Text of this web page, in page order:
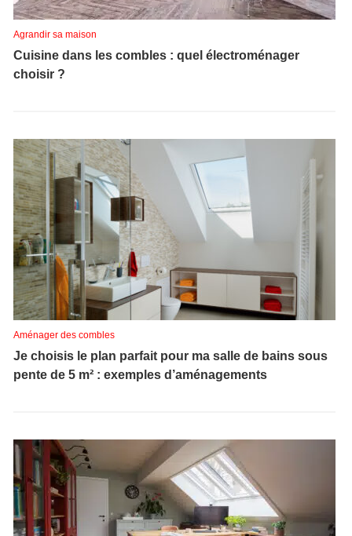
Agrandir sa maison
Cuisine dans les combles : quel électroménager
choisir ?
Aménager des combles
Je choisis le plan parfait pour ma salle de bains sous
pente de 5 m² : exemples d’aménagements